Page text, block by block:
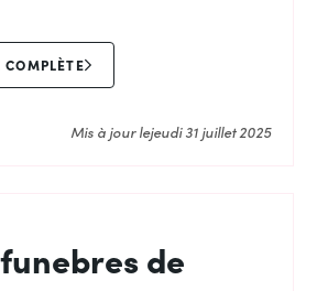
Mis à jour lejeudi 31 juillet 2025
de